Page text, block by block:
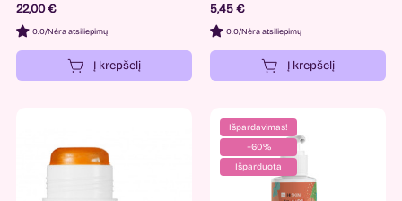
22,00 €
0.0/Nėra atsiliepimų
Į krepšelį
5,45 €
0.0/Nėra atsiliepimų
Į krepšelį
Išpardavimas!
−60%
Išparduota